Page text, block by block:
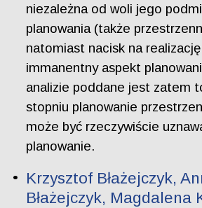
niezależna od woli jego
planowania (także
natomiast nacisk na
immanentny aspekt
analizie poddane jest zatem
stopniu planowanie
może być rzeczywiście
planowanie.
Krzysztof Błażejczyk,
Błażejczyk, Magdalena